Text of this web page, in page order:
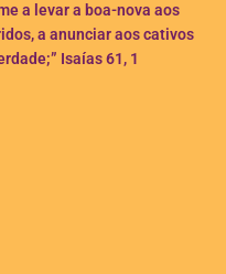
a levar a boa-nova aos
a anunciar aos cativos
Isaías 61, 1